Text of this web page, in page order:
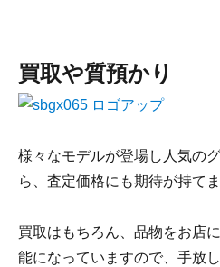
買取や質預かり
様々なモデルが登場し人気の
ら、査定価格にも期待が持て
買取はもちろん、品物をお店
能になっていますので、手放